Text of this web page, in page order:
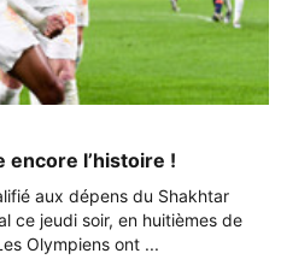
encore l’histoire !
aux dépens du Shakhtar
ce jeudi soir, en huitièmes de
Olympiens ont ...